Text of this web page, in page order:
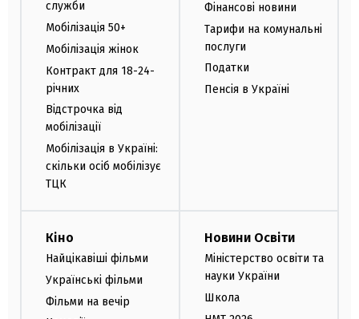
служби
Мобілізація 50+
Мобілізація жінок
Контракт для 18-24-
річних
Відстрочка від
мобілізації
Мобілізація в Україні:
скільки осіб мобілізує
ТЦК
Фінансові новини
Тарифи на комунальні
послуги
Податки
Пенсія в Україні
Кіно
Найцікавіші фільми
Українські фільми
Фільми на вечір
Новини Освіти
Міністерство освіти та
науки України
Школа